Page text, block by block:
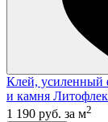
Клей, усиленный
и камня
1 190 руб. за м2